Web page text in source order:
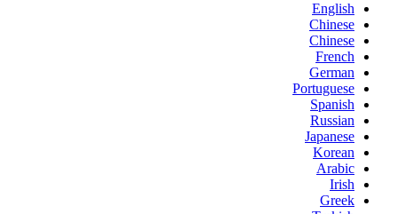
English
Chinese
Chinese
French
German
Portuguese
Spanish
Russian
Japanese
Korean
Arabic
Irish
Greek